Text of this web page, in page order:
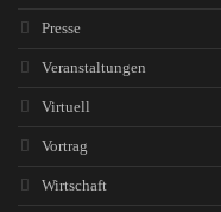
Presse
Veranstaltungen
Virtuell
Vortrag
Wirtschaft